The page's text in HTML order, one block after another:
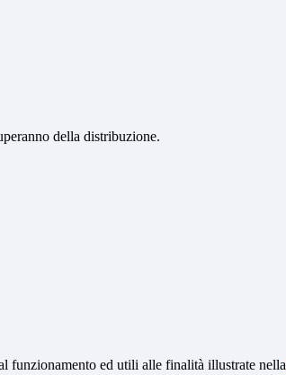
della distribuzione.
funzionamento ed utili alle finalità illustrate nella